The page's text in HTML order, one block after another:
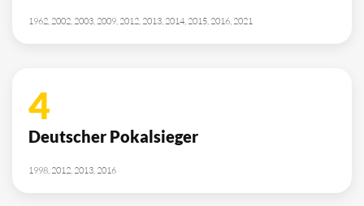
1962, 2002, 2003, 2009, 2012, 2013, 2014, 2015, 2016, 2021
4
Deutscher Pokalsieger
1998, 2012, 2013, 2016